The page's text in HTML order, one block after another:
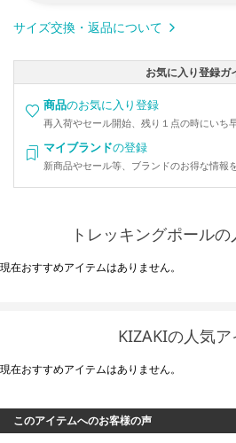
サイズ交換・返品について
お気に入り登録ガ
商品のお気に入り登録
再入荷やセール開始、残り１点の時にいち
マイブランドの登録
新商品やセール等、ブランドのお得な情報
トレッキングポール
現在おすすめアイテムはありません。
KIZAKIの人気ア
現在おすすめアイテムはありません。
このアイテムへのお客様の声